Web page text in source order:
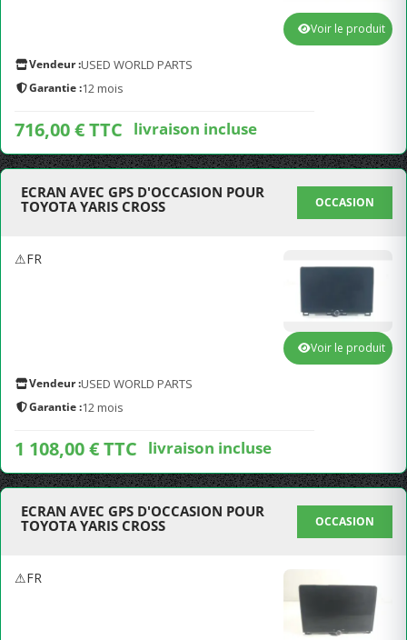
Vendeur :USED WORLD PARTS
Garantie :12 mois
716,00 € TTC livraison incluse
Voir le produit
ECRAN AVEC GPS D'OCCASION POUR
TOYOTA YARIS CROSS
OCCASION
⚠FR
Vendeur :USED WORLD PARTS
Garantie :12 mois
1 108,00 € TTC livraison incluse
Voir le produit
ECRAN AVEC GPS D'OCCASION POUR
TOYOTA YARIS CROSS
OCCASION
⚠FR